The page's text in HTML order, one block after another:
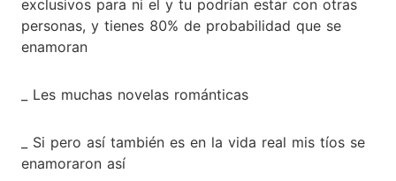
exclusivos para ni el y tu podrían estar con otras
personas, y tienes 80% de probabilidad que se
enamoran
_ Les muchas novelas románticas
_ Si pero así también es en la vida real mis tíos se
enamoraron así